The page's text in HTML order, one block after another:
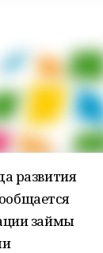
развития
займы